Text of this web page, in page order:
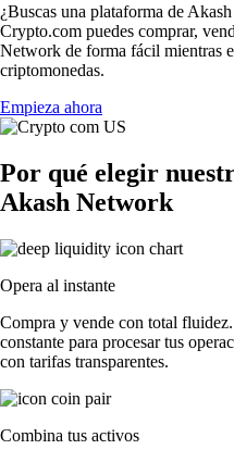
¿Buscas una plataforma de
Crypto.com puedes comprar,
Network de forma fácil mientras
criptomonedas.
Empieza ahora
Por qué elegir
Akash Network
Opera al instante
Compra y vende con total
constante para procesar tus
con tarifas transparentes.
Combina tus activos